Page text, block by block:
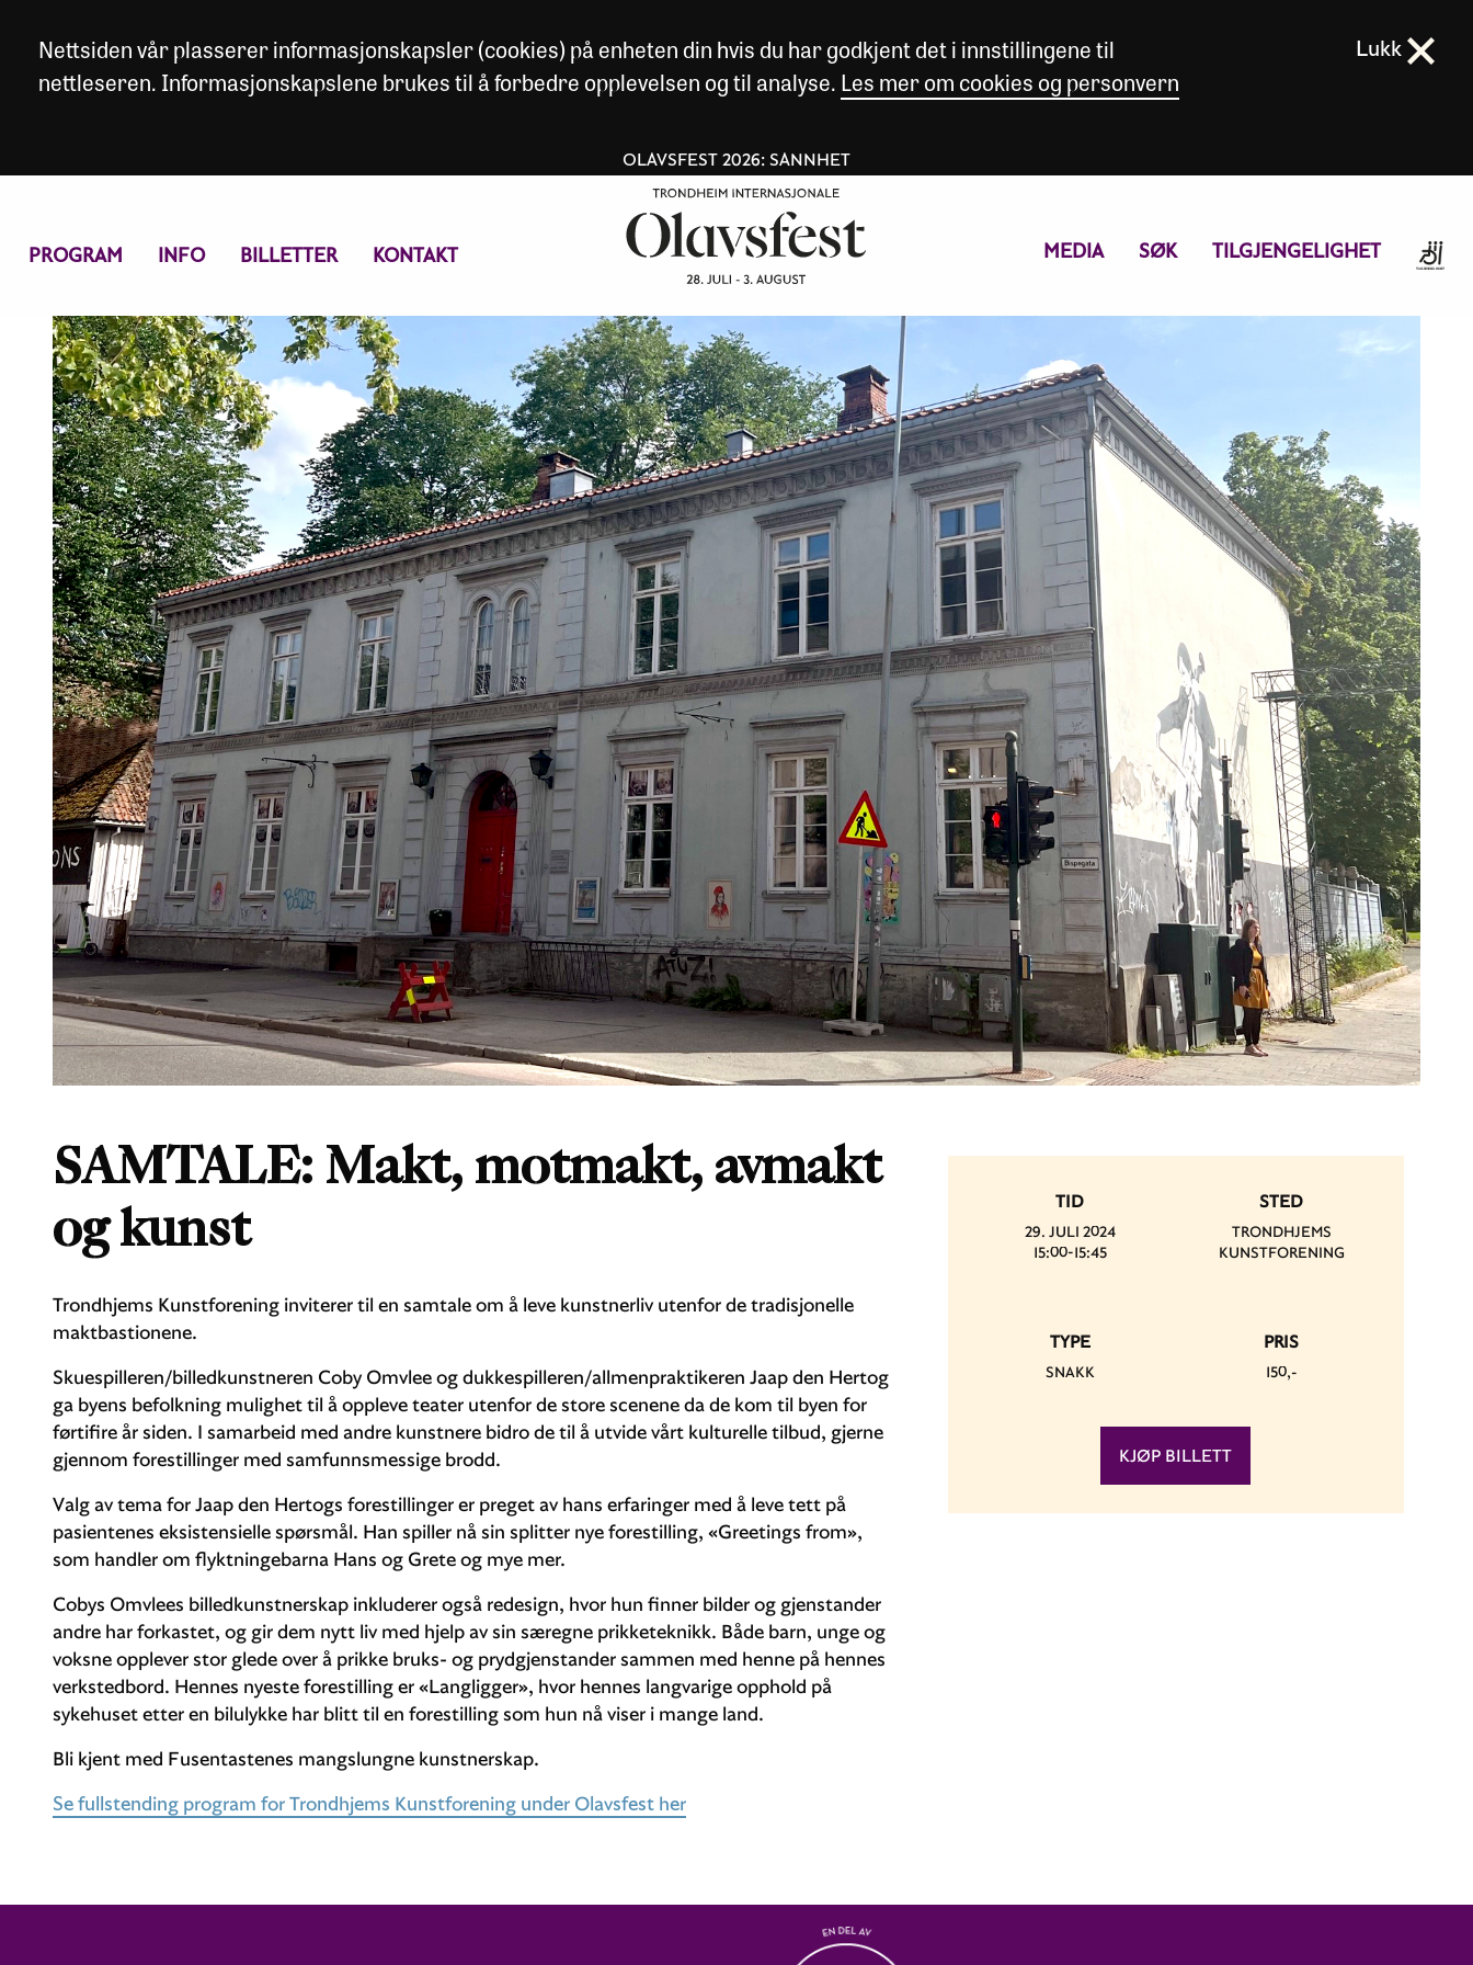
Nettsiden vår plasserer informasjonskapsler (cookies) på enheten din hvis du har godkjent det i innstillingene til
nettleseren. Informasjonskapslene brukes til å forbedre opplevelsen og til analyse. Les mer om cookies og personvern
Lukk
OLAVSFEST 2026: SANNHET
PROGRAM INFO BILLETTER KONTAKT MEDIA SØK TILGJENGELIGHET
SAMTALE: Makt, motmakt, avmakt
og kunst
Trondhjems Kunstforening inviterer til en samtale om å leve kunstnerliv utenfor de tradisjonelle
maktbastionene.
Skuespilleren/billedkunstneren Coby Omvlee og dukkespilleren/allmenpraktikeren Jaap den Hertog
ga byens befolkning mulighet til å oppleve teater utenfor de store scenene da de kom til byen for
førtifire år siden. I samarbeid med andre kunstnere bidro de til å utvide vårt kulturelle tilbud, gjerne
gjennom forestillinger med samfunnsmessige brodd.
Valg av tema for Jaap den Hertogs forestillinger er preget av hans erfaringer med å leve tett på
pasientenes eksistensielle spørsmål. Han spiller nå sin splitter nye forestilling, «Greetings from»,
som handler om flyktningebarna Hans og Grete og mye mer.
Cobys Omvlees billedkunstnerskap inkluderer også redesign, hvor hun finner bilder og gjenstander
andre har forkastet, og gir dem nytt liv med hjelp av sin særegne prikketeknikk. Både barn, unge og
voksne opplever stor glede over å prikke bruks- og prydgjenstander sammen med henne på hennes
verkstedbord. Hennes nyeste forestilling er «Langligger», hvor hennes langvarige opphold på
sykehuset etter en bilulykke har blitt til en forestilling som hun nå viser i mange land.
Bli kjent med Fusentastenes mangslungne kunstnerskap.
Se fullstending program for Trondhjems Kunstforening under Olavsfest her
TID
29. JULI 2024
15:00-15:45
STED
TRONDHJEMS
KUNSTFORENING
TYPE
SNAKK
PRIS
150,-
KJØP BILLETT